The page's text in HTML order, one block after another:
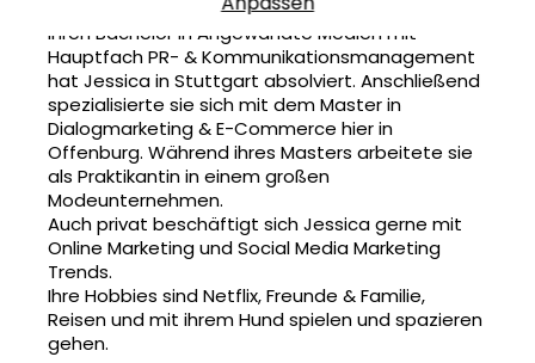
Abteilung künftig in allen Bereichen unterstützen.
Ihren Bachelor in Angewandte Medien mit
Hauptfach PR- & Kommunikationsmanagement
hat Jessica in Stuttgart absolviert. Anschließend
spezialisierte sie sich mit dem Master in
Dialogmarketing & E-Commerce hier in
Offenburg. Während ihres Masters arbeitete sie
als Praktikantin in einem großen
Modeunternehmen.
Auch privat beschäftigt sich Jessica gerne mit
Online Marketing und Social Media Marketing
Trends.
Ihre Hobbies sind Netflix, Freunde & Familie,
Reisen und mit ihrem Hund spielen und spazieren
gehen.